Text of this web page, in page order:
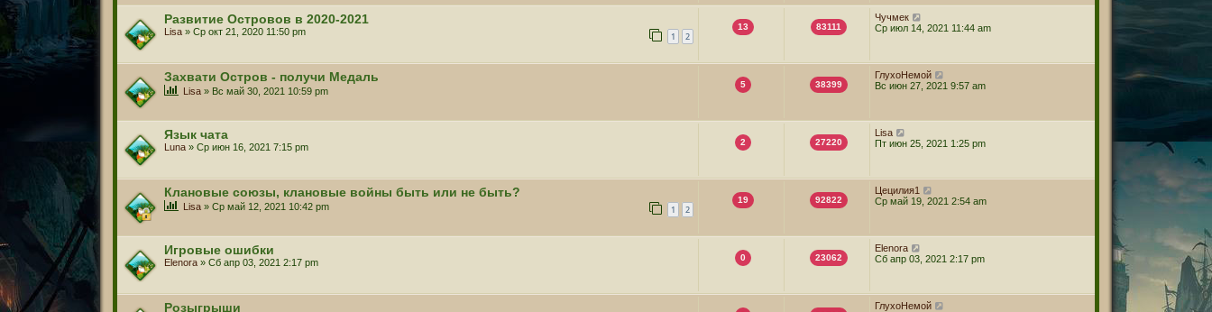
Развитие Островов в 2020-2021
Lisa» Ср окт 21, 2020 11:50 pm 1 2
13 83111
Чучмек
Ср июл 14, 2021 11:44 am
Захвати Остров - получи Медаль
Lisa» Вс май 30, 2021 10:59 pm
5 38399
ГлухоНемой
Вс июн 27, 2021 9:57 am
Язык чата
Luna» Ср июн 16, 2021 7:15 pm 2 27220
Lisa
Пт июн 25, 2021 1:25 pm
Клановые союзы, клановые войны быть или не быть?
Lisa» Ср май 12, 2021 10:42 pm 1 2
19 92822
Цецилия1
Ср май 19, 2021 2:54 am
Игровые ошибки
Elenora» Сб апр 03, 2021 2:17 pm 0 23062
Elenora
Сб апр 03, 2021 2:17 pm
Розыгрыши
ГлухоНемой